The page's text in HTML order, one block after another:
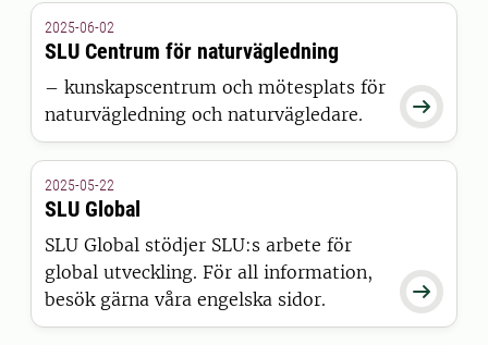
utredningar och
kommunikationsverksamhet med sikte
på att bevara, restaurera och hållbart
nyttja biologisk mångfald. Från och
med 1 januari 2026 är SLU Centrum för
biologisk mångfald och SLU
organisation. Läs mer under "Om oss".

2025-06-02
SLU Centrum för naturvägledning
– kunskapscentrum och mötesplats för
naturvägledning och naturvägledare.

2025-05-22
SLU Global
SLU Global stödjer SLU:s arbete för
global utveckling. För all information,
besök gärna våra engelska sidor.